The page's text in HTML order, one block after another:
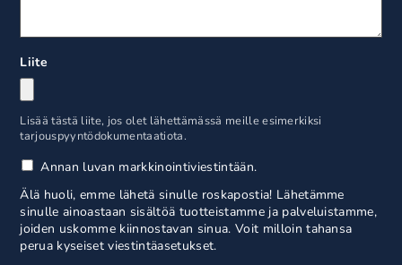
Liite
Lisää tästä liite, jos olet lähettämässä meille esimerkiksi
tarjouspyyntödokumentaatiota.
Annan luvan markkinointiviestintään.
Älä huoli, emme lähetä sinulle roskapostia! Lähetämme
sinulle ainoastaan sisältöä tuotteistamme ja palveluistamme,
joiden uskomme kiinnostavan sinua. Voit milloin tahansa
perua kyseiset viestintäasetukset.